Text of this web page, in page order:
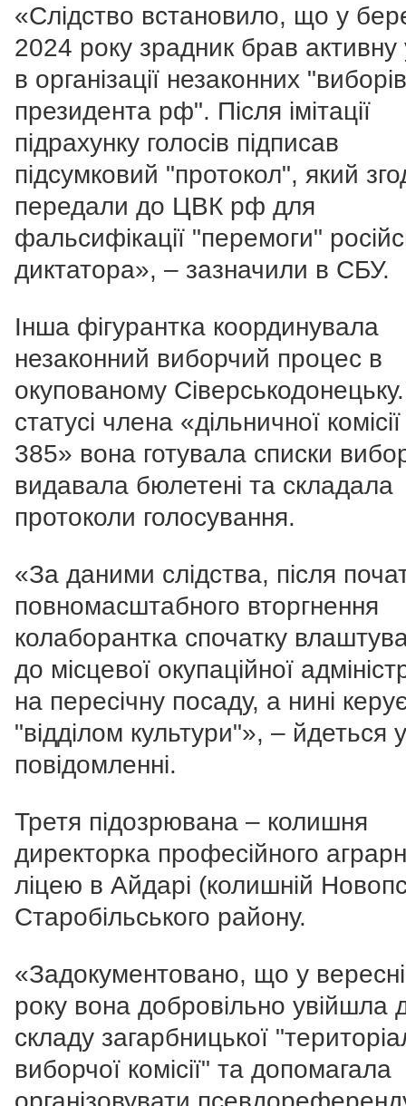
«Слідство встановило, що у
2024 року зрадник брав активну
в організації незаконних "виборів
президента рф". Після імітації
підрахунку голосів підписав
підсумковий "протокол", який
передали до ЦВК рф для
фальсифікації "перемоги"
диктатора», – зазначили в СБУ.
Інша фігурантка координувала
незаконний виборчий процес в
окупованому
статусі члена «дільничної
385» вона готувала списки
видавала бюлетені та складала
протоколи голосування.
«За даними слідства, після
повномасштабного вторгнення
колаборантка спочатку
до місцевої окупаційної
на пересічну посаду, а нині
"відділом культури"», – йдеться у
повідомленні.
Третя підозрювана – колишня
директорка професійного
ліцею в Айдарі (колишній
Старобільського району.
«Задокументовано, що у
року вона добровільно увійшла
складу загарбницької
виборчої комісії" та допомагала